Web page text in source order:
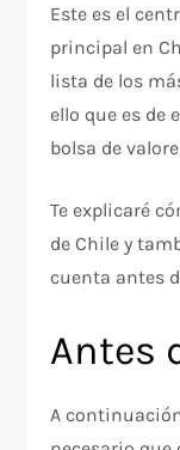
Este es el
principal en
lista de los
ello que es de
bolsa de
Te explicaré
de Chile y
cuenta antes
Antes
A